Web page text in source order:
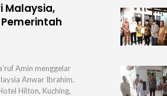
Malaysia,
Amin menggelar
Anwar Ibrahim.
Hilton, Kuching,